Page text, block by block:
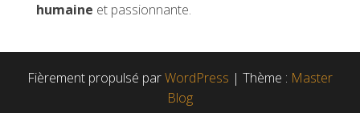
humaine et passionnante.
Fièrement propulsé parWordPress | Thème : Master
Blog